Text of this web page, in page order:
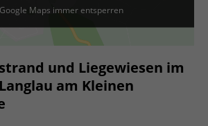
Google Maps immer entsperren
und Liegewiesen im
am Kleinen